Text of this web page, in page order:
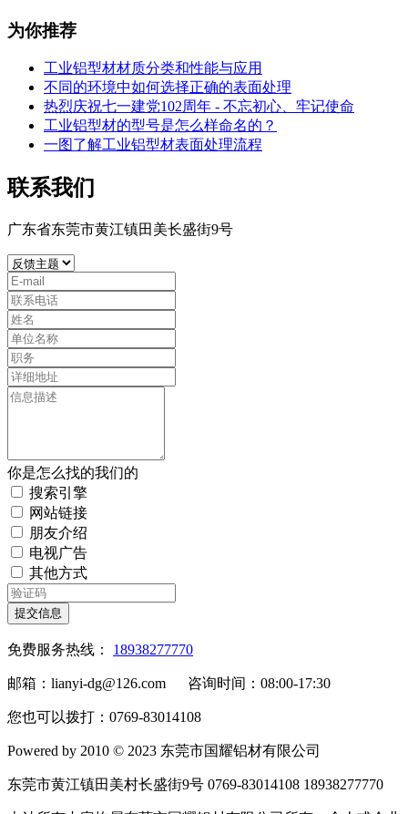
为你推荐
工业铝型材材质分类和性能与应用
不同的环境中如何选择正确的表面处理
热烈庆祝七一建党102周年 - 不忘初心、牢记使命
工业铝型材的型号是怎么样命名的？
一图了解工业铝型材表面处理流程
联系我们
广东省东莞市黄江镇田美长盛街9号
你是怎么找的我们的
搜索引擎
网站链接
朋友介绍
电视广告
其他方式
提交信息
免费服务热线： 18938277770
邮箱：lianyi-dg@126.com 咨询时间：08:00-17:30
您也可以拨打：0769-83014108
Powered by 2010 © 2023 东莞市国耀铝材有限公司
东莞市黄江镇田美村长盛街9号 0769-83014108 18938277770